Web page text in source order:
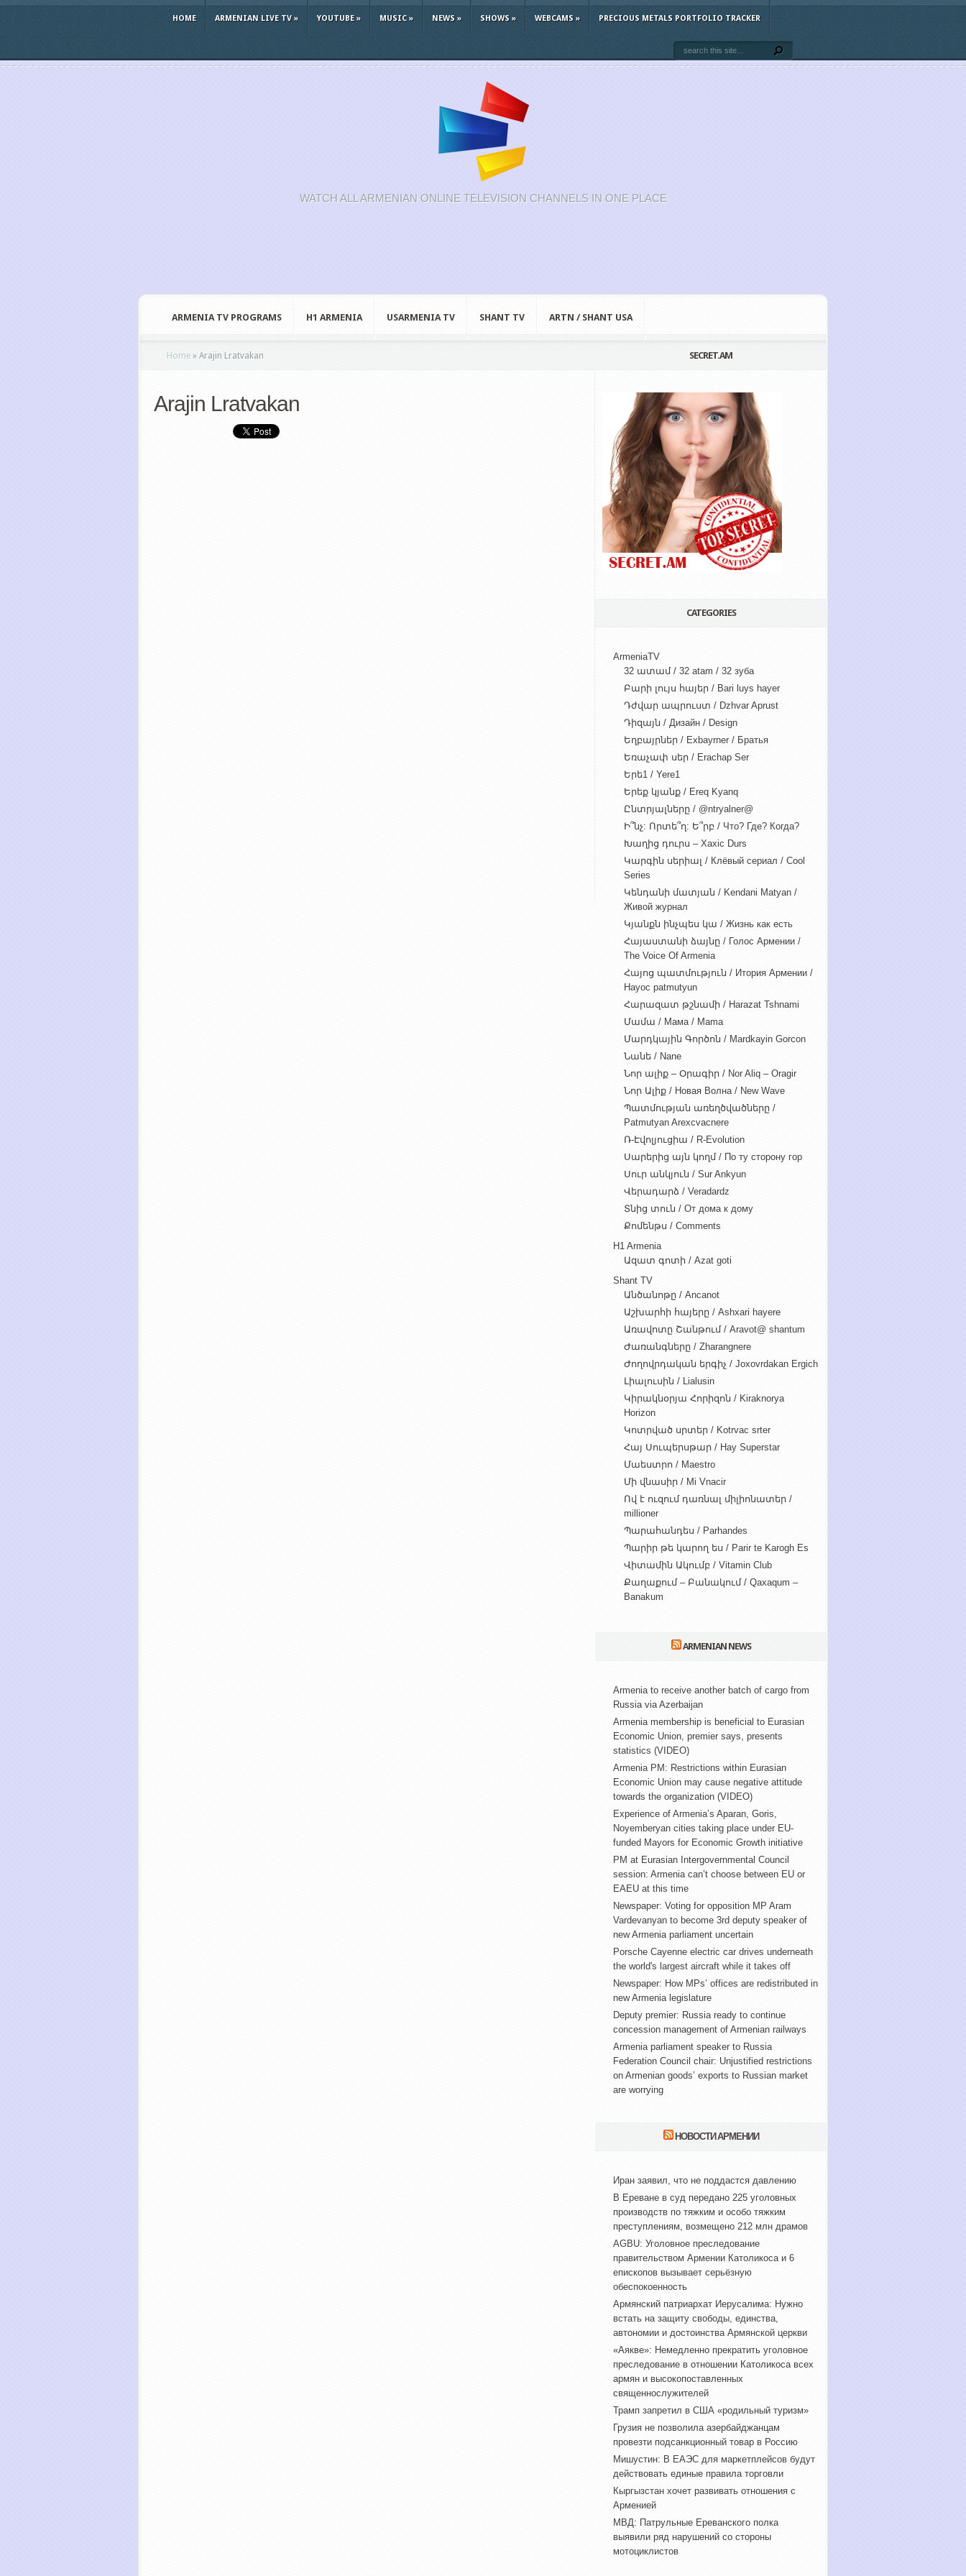
HOME ARMENIAN LIVE TV» YOUTUBE» MUSIC» NEWS » SHOWS » WEBCAMS » PRECIOUS METALS PORTFOLIO TRACKER
WATCH ALL ARMENIAN ONLINE TELEVISION CHANNELS IN ONE PLACE
ARMENIA TV PROGRAMS H1 ARMENIA USARMENIA TV SHANT TV ARTN / SHANT USA
Home » Arajin Lratvakan
Arajin Lratvakan
SECRET.AM
CATEGORIES
ArmeniaTV
32 ատամ / 32 atam / 32 зуба
Բարի լույս հայեր / Bari luys hayer
Դժվար ապրուստ / Dzhvar Aprust
Դիզայն / Дизайн / Design
Եղբայրներ / Exbayrner / Братья
Եռաչափ սեր / Erachap Ser
Երե1 / Yere1
Երեք կյանք / Ereq Kyanq
Ընտրյալները / @ntryalner@
Ի՞նչ: Որտե՞ղ: Ե՞րբ / Что? Где? Когда?
Խաղից դուրս – Xaxic Durs
Կարգին սերիալ / Клёвый сериал / Cool
Series
Կենդանի մատյան / Kendani Matyan /
Живой журнал
Կյանքն ինչպես կա / Жизнь как есть
Հայաստանի ձայնը / Голос Армении /
The Voice Of Armenia
Հայոց պատմություն / Итория Армении /
Hayoc patmutyun
Հարազատ թշնամի / Harazat Tshnami
Մամա / Мама / Mama
Մարդկային Գործոն / Mardkayin Gorcon
Նանե / Nane
Նոր ալիք – Օրագիր / Nor Aliq – Oragir
Նոր Ալիք / Новая Волна / New Wave
Պատմության առեղծվածները /
Patmutyan Arexcvacnere
Ռ-Էվոլյուցիա / R-Evolution
Սարերից այն կողմ / По ту сторону гор
Սուր անկյուն / Sur Ankyun
Վերադարձ / Veradardz
Տնից տուն / От дома к дому
Քոմենթս / Comments
H1 Armenia
Ազատ գոտի / Azat goti
Shant TV
Անծանոթը / Ancanot
Աշխարհի հայերը / Ashxari hayere
Առավոտը Շանթում / Aravot@ shantum
Ժառանգները / Zharangnere
Ժողովրդական երգիչ / Joxovrdakan Ergich
Լիալուսին / Lialusin
Կիրակնօրյա Հորիզոն / Kiraknorya
Horizon
Կոտրված սրտեր / Kotrvac srter
Հայ Սուպերսթար / Hay Superstar
Մաեստրո / Maestro
Մի վնասիր / Mi Vnacir
Ով է ուզում դառնալ միլիոնատեր /
millioner
Պարահանդես / Parhandes
Պարիր թե կարող ես / Parir te Karogh Es
Վիտամին Ակումբ / Vitamin Club
Քաղաքում – Բանակում / Qaxaqum –
Banakum
ARMENIAN NEWS
Armenia to receive another batch of cargo from
Russia via Azerbaijan
Armenia membership is beneficial to Eurasian
Economic Union, premier says, presents
statistics (VIDEO)
Armenia PM: Restrictions within Eurasian
Economic Union may cause negative attitude
towards the organization (VIDEO)
Experience of Armenia’s Aparan, Goris,
Noyemberyan cities taking place under EU-
funded Mayors for Economic Growth initiative
PM at Eurasian Intergovernmental Council
session: Armenia can’t choose between EU or
EAEU at this time
Newspaper: Voting for opposition MP Aram
Vardevanyan to become 3rd deputy speaker of
new Armenia parliament uncertain
Porsche Cayenne electric car drives underneath
the world's largest aircraft while it takes off
Newspaper: How MPs’ offices are redistributed in
new Armenia legislature
Deputy premier: Russia ready to continue
concession management of Armenian railways
Armenia parliament speaker to Russia
Federation Council chair: Unjustified restrictions
on Armenian goods’ exports to Russian market
are worrying
НОВОСТИ АРМЕНИИ
Иран заявил, что не поддастся давлению
В Ереване в суд передано 225 уголовных
производств по тяжким и особо тяжким
преступлениям, возмещено 212 млн драмов
АGBU: Уголовное преследование
правительством Армении Католикоса и 6
епископов вызывает серьёзную
обеспокоенность
Армянский патриархат Иерусалима: Нужно
встать на защиту свободы, единства,
автономии и достоинства Армянской церкви
«Аякве»: Немедленно прекратить уголовное
преследование в отношении Католикоса всех
армян и высокопоставленных
священнослужителей
Трамп запретил в США «родильный туризм»
Грузия не позволила азербайджанцам
провезти подсанкционный товар в Россию
Мишустин: В ЕАЭС для маркетплейсов будут
действовать единые правила торговли
Кыргызстан хочет развивать отношения с
Арменией
МВД: Патрульные Ереванского полка
выявили ряд нарушений со стороны
мотоциклистов